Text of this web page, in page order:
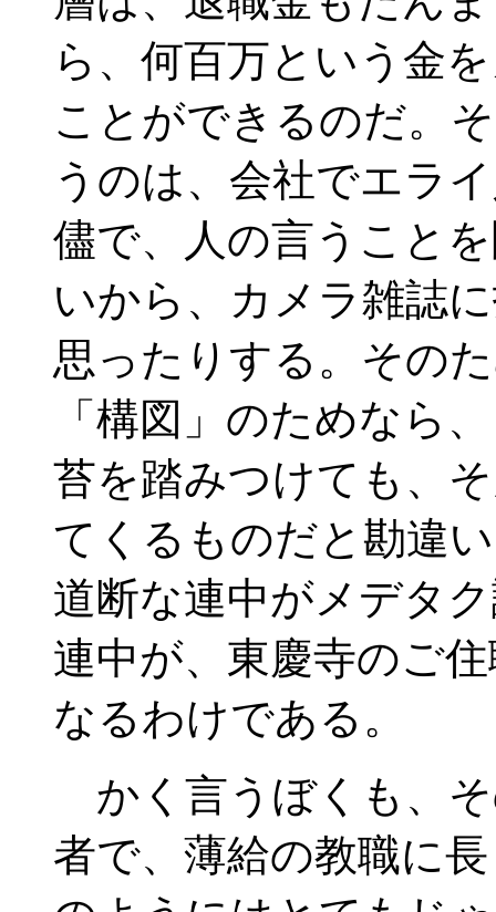
ら、何百万という金
ことができるのだ。
うのは、会社でエラ
儘で、人の言うこと
いから、カメラ雑誌
思ったりする。その
「構図」のためなら
苔を踏みつけても、
てくるものだと勘違
道断な連中がメデタ
連中が、東慶寺のご
なるわけである。
かく言うぼくも、
者で、薄給の教職に